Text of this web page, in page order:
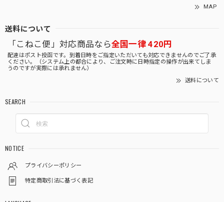
MAP
送料について
「こねこ便」対応商品なら全国一律 420円
配達はポスト投函です。到着日時をご指定いただいても対応できませんのでご了承
ください。（システム上の都合により、ご注文時に日時指定の操作が出来てしま
うのですが実際には承れません）
送料について
SEARCH
NOTICE
プライバシーポリシー
特定商取引法に基づく表記